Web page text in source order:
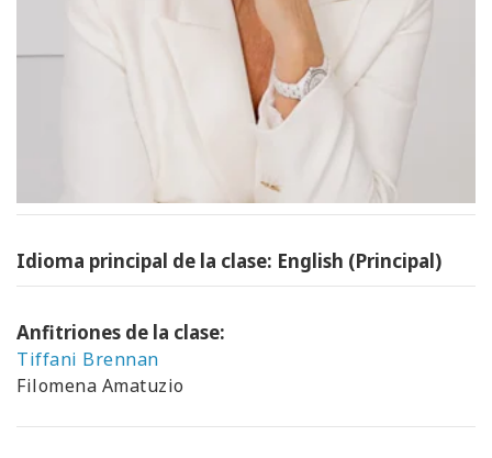
Idioma principal de la clase: English (Principal)
Anfitriones de la clase:
Tiffani Brennan
Filomena Amatuzio